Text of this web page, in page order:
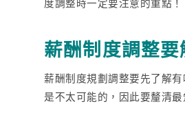
度調整時一定要注意的重點！
薪酬制度調整要
薪酬制度規劃調整要先了解
是不太可能的，因此要釐清